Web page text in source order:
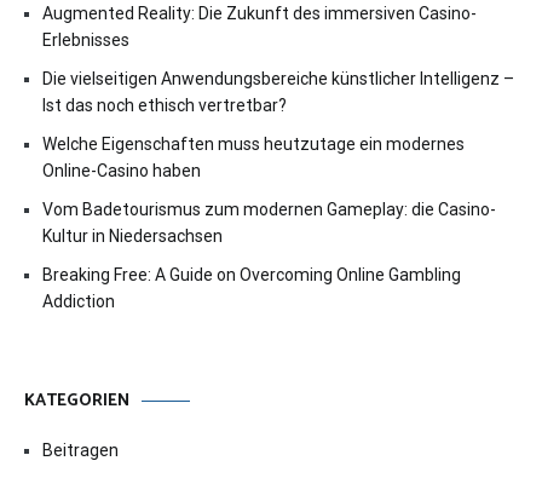
Augmented Reality: Die Zukunft des immersiven Casino-
Erlebnisses
Die vielseitigen Anwendungsbereiche künstlicher Intelligenz –
Ist das noch ethisch vertretbar?
Welche Eigenschaften muss heutzutage ein modernes
Online-Casino haben
Vom Badetourismus zum modernen Gameplay: die Casino-
Kultur in Niedersachsen
Breaking Free: A Guide on Overcoming Online Gambling
Addiction
KATEGORIEN
Beitragen